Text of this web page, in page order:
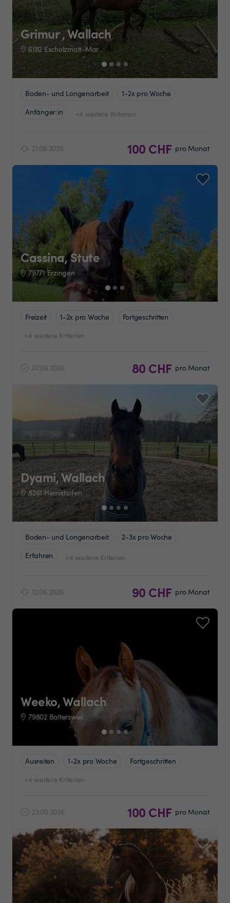
Grimur , Wallach
6182 Escholzmatt-Marbach
Boden- und Longenarbeit
1-2x pro Woche
Anfänger:in
+4 weitere Kriterien
21.06.2026 100 CHF pro Monat
Cassina, Stute
79771 Erzingen
Freizeit 1-2x pro Woche
Fortgeschritten
+4 weitere Kriterien
07.06.2026 80 CHF pro Monat
Dyami, Wallach
8261 Hemishofen
Boden- und Longenarbeit
2-3x pro Woche
Erfahren
+4 weitere Kriterien
12.06.2026 90 CHF pro Monat
Weeko, Wallach
79802 Baltersweil
Ausreiten 1-2x pro Woche
Fortgeschritten
+4 weitere Kriterien
23.05.2026 100 CHF pro Monat